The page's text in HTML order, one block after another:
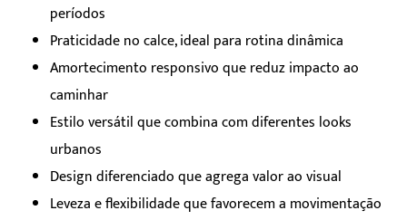
períodos
Praticidade no calce, ideal para rotina dinâmica
Amortecimento responsivo que reduz impacto ao
caminhar
Estilo versátil que combina com diferentes looks
urbanos
Design diferenciado que agrega valor ao visual
Leveza e flexibilidade que favorecem a movimentação